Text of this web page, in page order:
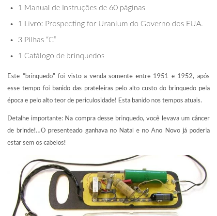
1 Manual de Instruções de 60 páginas
1 Livro: Prospecting for Uranium do Governo dos EUA.
3 Pilhas “C”
1 Catálogo de brinquedos
Este “brinquedo” foi visto a venda somente entre 1951 e 1952, após
esse tempo foi banido das prateleiras pelo alto custo do brinquedo pela
época e pelo alto teor de periculosidade! Esta banido nos tempos atuais.
Detalhe importante: Na compra desse brinquedo, você levava um câncer
de brinde!…O presenteado ganhava no Natal e no Ano Novo já poderia
estar sem os cabelos!